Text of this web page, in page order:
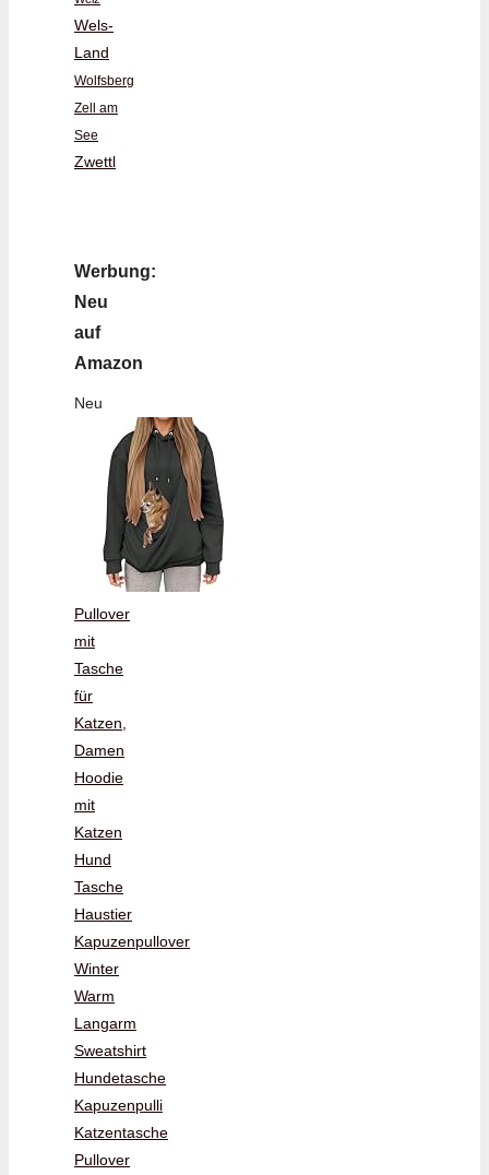
Wels-
Land
Wolfsberg
Zell am
See
Zwettl
Werbung:
Neu
auf
Amazon
Neu
Pullover
mit
Tasche
für
Katzen,
Damen
Hoodie
mit
Katzen
Hund
Tasche
Haustier
Kapuzenpullover
Winter
Warm
Langarm
Sweatshirt
Hundetasche
Kapuzenpulli
Katzentasche
Pullover